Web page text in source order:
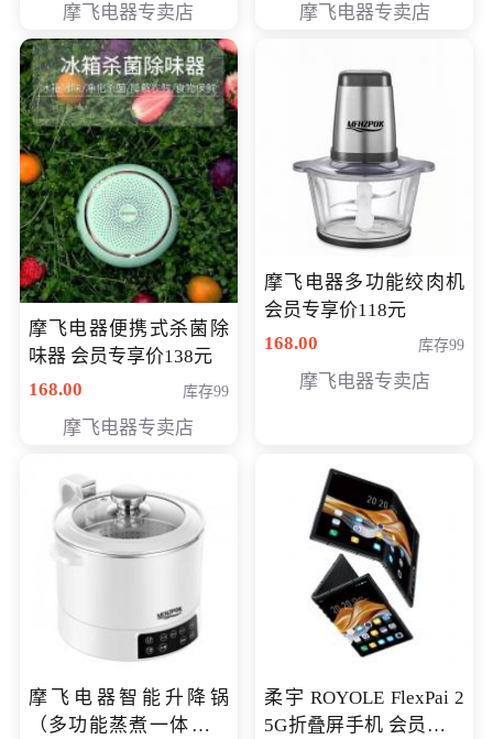
摩飞电器专卖店 摩飞电器专卖店
摩飞电器便携式杀菌除
味器 会员专享价138元
168.00
库存99
摩飞电器专卖店
摩飞电器多功能绞肉机
会员专享价118元
168.00
库存99
摩飞电器专卖店
摩飞电器智能升降锅
（多功能蒸煮一体锅）
柔宇 ROYOLE FlexPai 2
5G折叠屏手机 会员专享